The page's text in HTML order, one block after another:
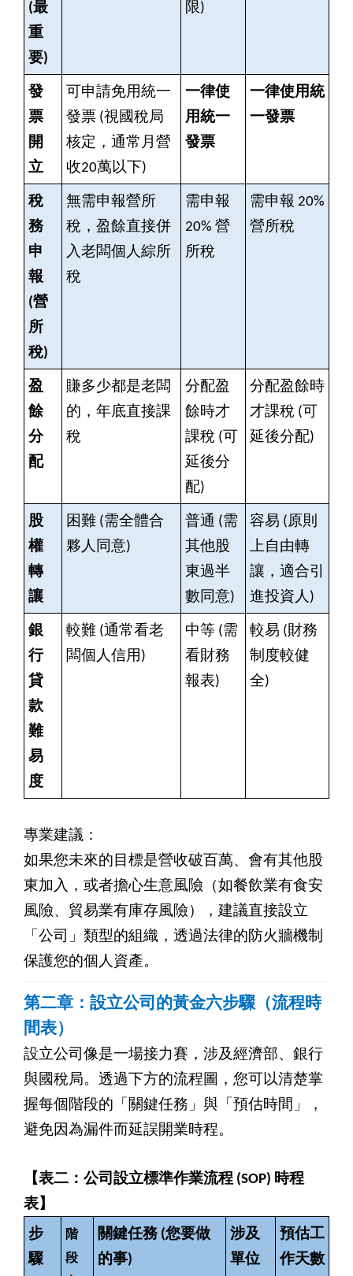
(最
重
要)
限)
發
票
開
立
可申請免用統一
發票 (視國稅局
核定，通常月營
收20萬以下)
一律使
用統一
發票
一律使用統
一發票
稅
務
申
報
(營
所
稅)
無需申報營所
稅，盈餘直接併
入老闆個人綜所
稅
需申報
20% 營
所稅
需申報 20%
營所稅
盈
餘
分
配
賺多少都是老闆
的，年底直接課
稅
分配盈
餘時才
課稅 (可
延後分
配)
分配盈餘時
才課稅 (可
延後分配)
股
權
轉
讓
困難 (需全體合
夥人同意)
普通 (需
其他股
東過半
數同意)
容易 (原則
上自由轉
讓，適合引
進投資人)
銀
行
貸
款
難
易
度
較難 (通常看老
闆個人信用)
中等 (需
看財務
報表)
較易 (財務
制度較健
全)
專業建議：
如果您未來的目標是營收破百萬、會有其他股
東加入，或者擔心生意風險（如餐飲業有食安
風險、貿易業有庫存風險），建議直接設立
「公司」類型的組織，透過法律的防火牆機制
保護您的個人資產。
第二章：設立公司的黃金六步驟（流程時
間表）
設立公司像是一場接力賽，涉及經濟部、銀行
與國稅局。透過下方的流程圖，您可以清楚掌
握每個階段的「關鍵任務」與「預估時間」，
避免因為漏件而延誤開業時程。
【表二：公司設立標準作業流程 (SOP) 時程
表】
步
驟
階
段
關鍵任務 (您要做
的事)
涉及
單位
預估工
作天數